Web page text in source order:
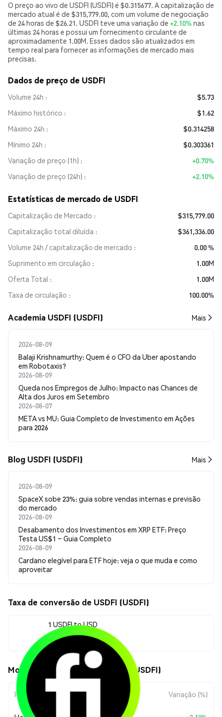
O preço ao vivo de USDFI (USDFI) é $0.315677. A capitalização de
mercado atual é de $315,779.00, com um volume de negociação
de 24 horas de $26.21. USDFI teve uma variação de +2.10% nas
últimas 24 horas e possui um fornecimento circulante de
aproximadamente 1.00M. Esses dados são atualizados em
tempo real para fornecer as informações de mercado mais
precisas.
Dados de preço de USDFI
Volume 24h
$5.73
Máximo histórico
$1.62
Máximo 24h
$0.314258
Mínimo 24h
$0.303361
Variação de preço (1h)
+0.70%
Variação de preço (24h)
+2.10%
Estatísticas de mercado de USDFI
Capitalização de Mercado
$315,779.00
Capitalização total diluída
$361,336.00
Volume 24h / capitalização de mercado
0.00 %
Suprimento em circulação
1.00M
Oferta Total
1.00M
Taxa de circulação
100.00%
Academia USDFI (USDFI) Mais
2026-08-09
Balaji Krishnamurthy: Quem é o CFO da Uber apostando
em Robotaxis?
2026-08-09
Queda nos Empregos de Julho: Impacto nas Chances de
Alta dos Juros em Setembro
2026-08-07
META vs MU: Guia Completo de Investimento em Ações
para 2026
Blog USDFI (USDFI) Mais
2026-08-09
SpaceX sobe 23%: guia sobre vendas internas e previsão
do mercado
2026-08-09
Desabamento dos Investimentos em XRP ETF: Preço
Testa US$1 – Guia Completo
2026-08-09
Cardano elegível para ETF hoje: veja o que muda e como
aproveitar
Taxa de conversão de USDFI (USDFI)
1 USDFI to USD
$0.315677
Movimentos de preço de USDFI (USDFI)
Período Variação do Valor Variação (%)